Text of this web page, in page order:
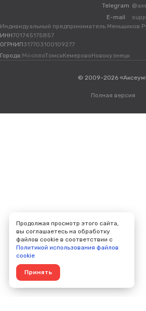
Telegram
E-mail
Индивидуальный предприниматель Меньшиков
ИНН701745175857
ОГРНИП317703100109277
Города: МоскваТомскКемеровоНовокузнецк
© 2009-2026
Полная версия
Продолжая просмотр этого сайта,
вы соглашаетесь на обработку
файлов cookie в соответствии с
Политикой использования файлов
cookie
Принять